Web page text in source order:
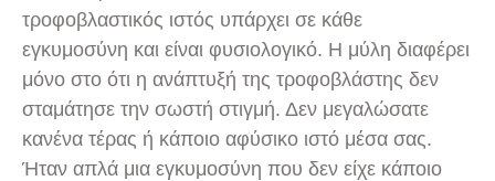
τροφοβλαστικός ιστός υπάρχει σε κάθε
εγκυμοσύνη και είναι φυσιολογικό. Η μύλη διαφέρει
μόνο στο ότι η ανάπτυξή της τροφοβλάστης δεν
σταμάτησε την σωστή στιγμή. Δεν μεγαλώσατε
κανένα τέρας ή κάποιο αφύσικο ιστό μέσα σας.
Ήταν απλά μια εγκυμοσύνη που δεν είχε κάποιο